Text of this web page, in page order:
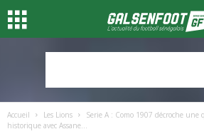
Accueil Les Lions
Serie A : Como 1907 décroche
historique avec Assane...